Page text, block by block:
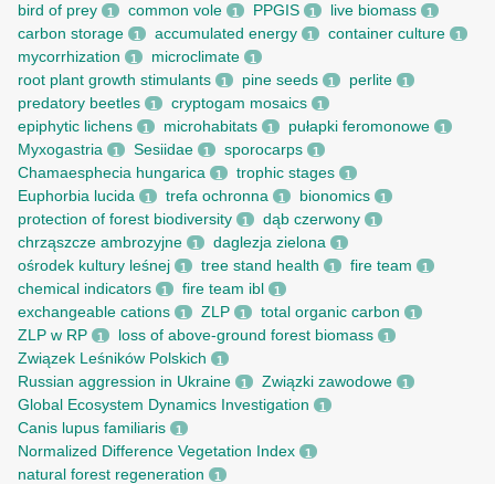
bird of prey 1 common vole 1 PPGIS 1 live biomass 1
carbon storage 1 accumulated energy 1 container culture 1
mycorrhization 1 microclimate 1
root рlant growth stimulants 1 pine seeds 1 perlite 1
predatory beetles 1 cryptogam mosaics 1
epiphytic lichens 1 microhabitats 1 pułapki feromonowe 1
Myxogastria 1 Sesiidae 1 sporocarps 1
Chamaesphecia hungarica 1 trophic stages 1
Euphorbia lucida 1 trefa ochronna 1 bionomics 1
protection of forest biodiversity 1 dąb czerwony 1
chrząszcze ambrozyjne 1 daglezja zielona 1
ośrodek kultury leśnej 1 tree stand health 1 fire team 1
chemical indicators 1 fire team ibl 1
exchangeable cations 1 ZLP 1 total organic carbon 1
ZLP w RP 1 loss of above-ground forest biomass 1
Związek Leśników Polskich 1
Russian aggression in Ukraine 1 Związki zawodowe 1
Global Ecosystem Dynamics Investigation 1
Canis lupus familiaris 1
Normalized Difference Vegetation Index 1
natural forest regeneration 1